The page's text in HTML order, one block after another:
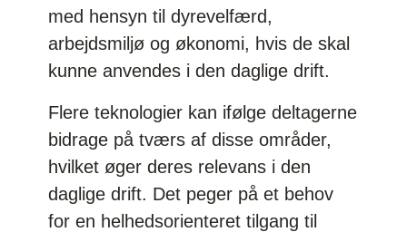
med hensyn til dyrevelfærd,
arbejdsmiljø og økonomi, hvis de skal
kunne anvendes i den daglige drift.
Flere teknologier kan ifølge deltagerne
bidrage på tværs af disse områder,
hvilket øger deres relevans i den
daglige drift. Det peger på et behov
for en helhedsorienteret tilgang til